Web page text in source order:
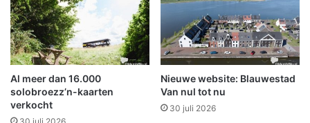
a
a
n
v
o
o
r
v
e
r
s
Al meer dan 16.000
solobroezz’n-kaarten
verkocht
Nieuwe website: Blauwestad
Van nul tot nu
30 juli 2026